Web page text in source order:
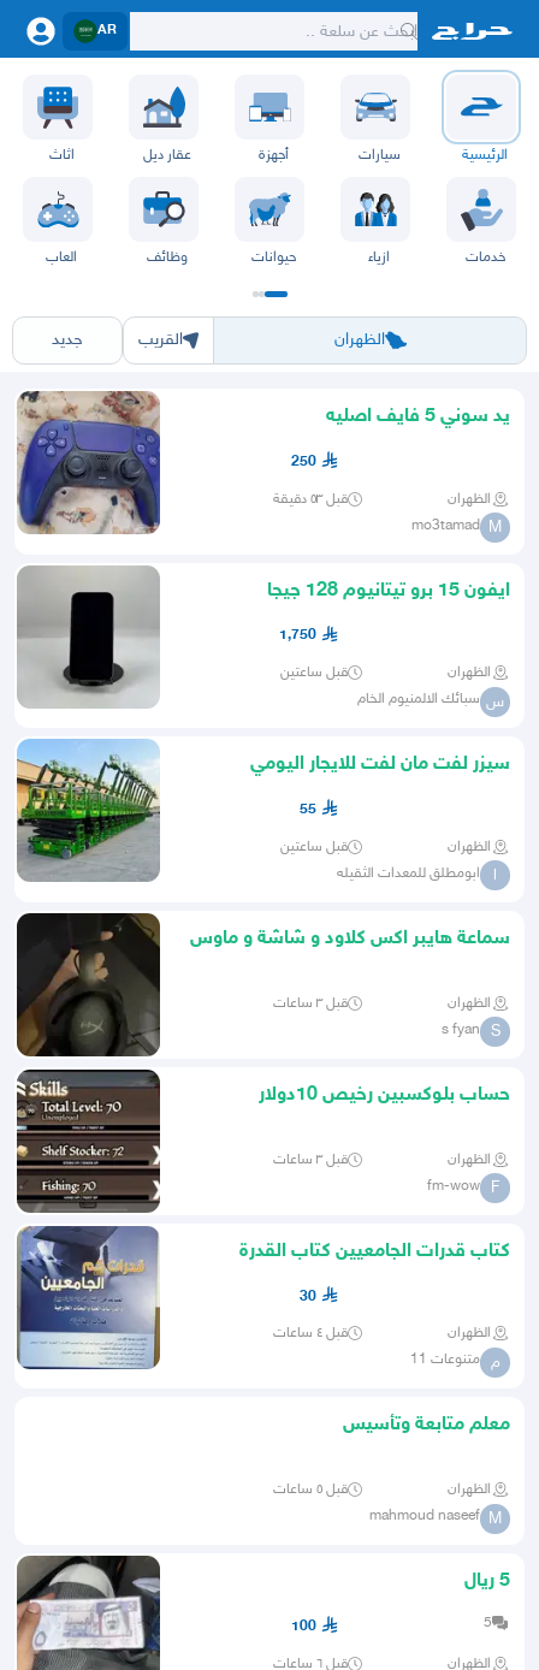
AR
الرئيسية سيارات أجهزة عقار ديل اثاث
خدمات ازياء حيوانات وظائف العاب
الظهران
الرياض مكه حفر الباطن تبوك القصيمحائل الباحة
القريب جديد
يد سوني 5 فايف اصليه
250
الظهران قبل ٥٣ دقيقة
M
mo3tamad
ايفون 15 برو تيتانيوم 128 جيجا
1,750
الظهران قبل ساعتين
س سبائك الالمنيوم الخام
سيزر لفت مان لفت للايجار اليومي
55
الظهران قبل ساعتين
ا ابومطلق للمعدات الثقيله
سماعة هايبر اكس كلاود و شاشة و ماوس
الظهران قبل ٣ ساعات
S
s fyan
حساب بلوكسبين رخيص 10دولار
الظهران قبل ٣ ساعات
F
fm-wow
كتاب قدرات الجامعيين كتاب القدرة
30
الظهران قبل ٤ ساعات
م متنوعات 11
معلم متابعة وتأسيس
الظهران قبل ٥ ساعات
M
mahmoud naseef
5 ريال
5
100
الظهران قبل ٦ ساعات